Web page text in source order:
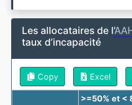
Les allocataires de l’
taux d’incapacité
Copy Excel
>=50% et <